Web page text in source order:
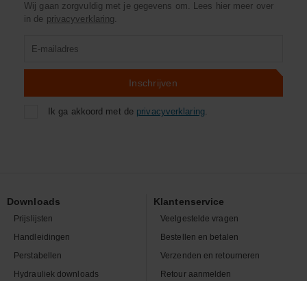
Wij gaan zorgvuldig met je gegevens om. Lees hier meer over
in de privacyverklaring.
Inschrijven
Ik ga akkoord met de privacyverklaring.
Downloads
Prijslijsten
Handleidingen
Perstabellen
Hydrauliek downloads
Klantenservice
Veelgestelde vragen
Bestellen en betalen
Verzenden en retourneren
Retour aanmelden